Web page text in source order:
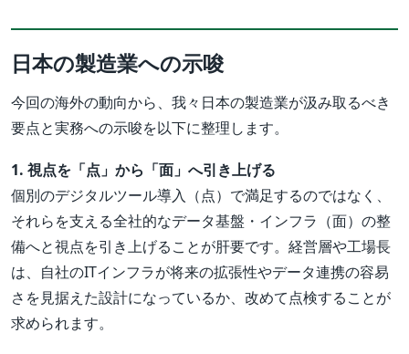
日本の製造業への示唆
今回の海外の動向から、我々日本の製造業が汲み取るべき
要点と実務への示唆を以下に整理します。
1. 視点を「点」から「面」へ引き上げる
個別のデジタルツール導入（点）で満足するのではなく、
それらを支える全社的なデータ基盤・インフラ（面）の整
備へと視点を引き上げることが肝要です。経営層や工場長
は、自社のITインフラが将来の拡張性やデータ連携の容易
さを見据えた設計になっているか、改めて点検することが
求められます。